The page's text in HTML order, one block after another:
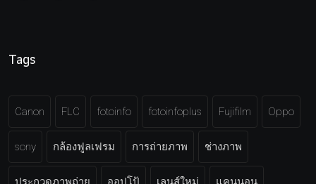
Tags
Canon FLC fotoinfo fotoinfoplus Fujifilm Oppo
sony กล้องฟูลเฟรม การถ่ายภาพ ช่างภาพ